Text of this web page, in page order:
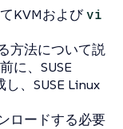
KVMおよびvi
方法について説
に、SUSE
、SUSE Linux
ロードする必要